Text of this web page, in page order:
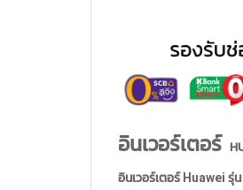
อินเวอร์เตอร์
อินเวอร์เตอร์ Huawei